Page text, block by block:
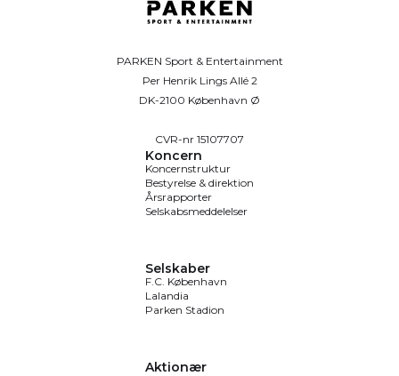
PARKEN Sport & Entertainment
Per Henrik Lings Allé 2
DK-2100 København Ø
CVR-nr 15107707
Koncern
Koncernstruktur
Bestyrelse & direktion
Årsrapporter
Selskabsmeddelelser
Selskaber
F.C. København
Lalandia
Parken Stadion
Aktionær